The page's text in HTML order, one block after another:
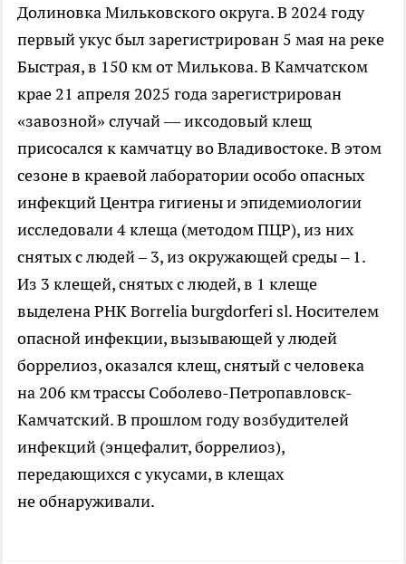
Долиновка Мильковского округа. В 2024 году
первый укус был зарегистрирован 5 мая на реке
Быстрая, в 150 км от Милькова. В Камчатском
крае 21 апреля 2025 года зарегистрирован
«завозной» случай — иксодовый клещ
присосался к камчатцу во Владивостоке. В этом
сезоне в краевой лаборатории особо опасных
инфекций Центра гигиены и эпидемиологии
исследовали 4 клеща (методом ПЦР), из них
снятых с людей – 3, из окружающей среды – 1.
Из 3 клещей, снятых с людей, в 1 клеще
выделена РНК Borrelia burgdorferi sl. Носителем
опасной инфекции, вызывающей у людей
боррелиоз, оказался клещ, снятый с человека
на 206 км трассы Соболево-Петропавловск-
Камчатский. В прошлом году возбудителей
инфекций (энцефалит, боррелиоз),
передающихся с укусами, в клещах
не обнаруживали.